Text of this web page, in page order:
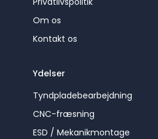
Om os
Kontakt os
Ydelser
Tyndpladebearbejdning
CNC-fræsning
ESD / Mekanikmontage